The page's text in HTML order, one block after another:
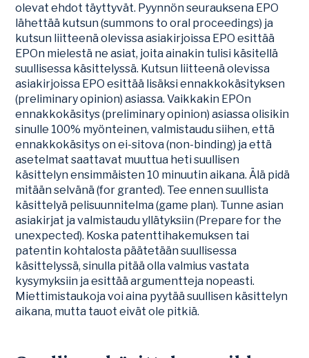
olevat ehdot täyttyvät. Pyynnön seurauksena EPO
lähettää kutsun (summons to oral proceedings) ja
kutsun liitteenä olevissa asiakirjoissa EPO esittää
EPOn mielestä ne asiat, joita ainakin tulisi käsitellä
suullisessa käsittelyssä. Kutsun liitteenä olevissa
asiakirjoissa EPO esittää lisäksi ennakkokäsityksen
(preliminary opinion) asiassa. Vaikkakin EPOn
ennakkokäsitys (preliminary opinion) asiassa olisikin
sinulle 100% myönteinen, valmistaudu siihen, että
ennakkokäsitys on ei-sitova (non-binding) ja että
asetelmat saattavat muuttua heti suullisen
käsittelyn ensimmäisten 10 minuutin aikana. Älä pidä
mitään selvänä (for granted). Tee ennen suullista
käsittelyä pelisuunnitelma (game plan). Tunne asian
asiakirjat ja valmistaudu yllätyksiin (Prepare for the
unexpected). Koska patenttihakemuksen tai
patentin kohtalosta päätetään suullisessa
käsittelyssä, sinulla pitää olla valmius vastata
kysymyksiin ja esittää argumentteja nopeasti.
Miettimistaukoja voi aina pyytää suullisen käsittelyn
aikana, mutta tauot eivät ole pitkiä.